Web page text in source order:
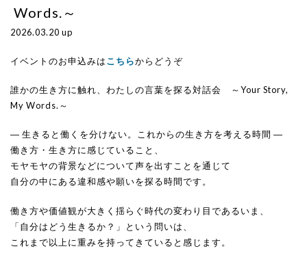
Words.～
2026.03.20 up
イベントのお申込みはこちらからどうぞ
誰かの生き方に触れ、わたしの言葉を探る対話会 ～Your Story,
My Words.～
― 生きると働くを分けない。これからの生き方を考える時間 ―
働き方・生き方に感じていること、
モヤモヤの背景などについて声を出すことを通じて
自分の中にある違和感や願いを探る時間です。
働き方や価値観が大きく揺らぐ時代の変わり目であるいま、
「自分はどう生きるか？」という問いは、
これまで以上に重みを持ってきていると感じます。